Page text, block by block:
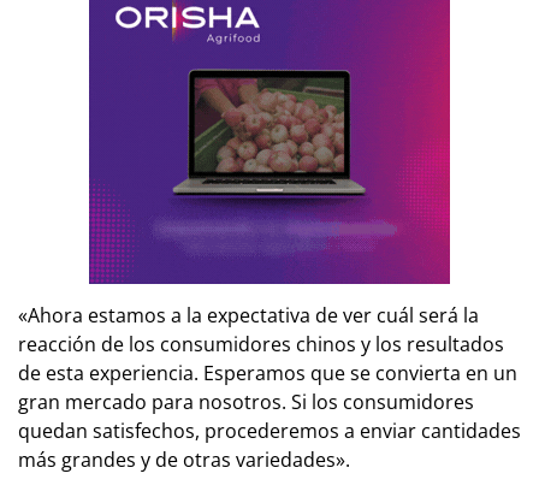
«Ahora estamos a la expectativa de ver cuál será la
reacción de los consumidores chinos y los resultados
de esta experiencia. Esperamos que se convierta en un
gran mercado para nosotros. Si los consumidores
quedan satisfechos, procederemos a enviar cantidades
más grandes y de otras variedades».